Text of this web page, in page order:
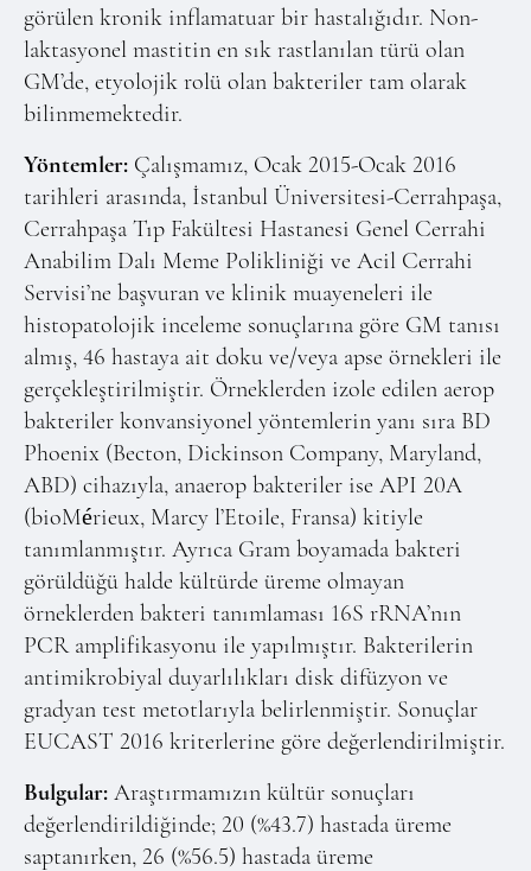
görülen kronik inflamatuar bir hastalığıdır. Non-
laktasyonel mastitin en sık rastlanılan türü olan
GM’de, etyolojik rolü olan bakteriler tam olarak
bilinmemektedir.
Yöntemler: Çalışmamız, Ocak 2015-Ocak 2016
tarihleri arasında, İstanbul Üniversitesi-Cerrahpaşa,
Cerrahpaşa Tıp Fakültesi Hastanesi Genel Cerrahi
Anabilim Dalı Meme Polikliniği ve Acil Cerrahi
Servisi’ne başvuran ve klinik muayeneleri ile
histopatolojik inceleme sonuçlarına göre GM tanısı
almış, 46 hastaya ait doku ve/veya apse örnekleri ile
gerçekleştirilmiştir. Örneklerden izole edilen aerop
bakteriler konvansiyonel yöntemlerin yanı sıra BD
Phoenix (Becton, Dickinson Company, Maryland,
ABD) cihazıyla, anaerop bakteriler ise API 20A
(bioMérieux, Marcy l’Etoile, Fransa) kitiyle
tanımlanmıştır. Ayrıca Gram boyamada bakteri
görüldüğü halde kültürde üreme olmayan
örneklerden bakteri tanımlaması 16S rRNA’nın
PCR amplifikasyonu ile yapılmıştır. Bakterilerin
antimikrobiyal duyarlılıkları disk difüzyon ve
gradyan test metotlarıyla belirlenmiştir. Sonuçlar
EUCAST 2016 kriterlerine göre değerlendirilmiştir.
Bulgular: Araştırmamızın kültür sonuçları
değerlendirildiğinde; 20 (%43.7) hastada üreme
saptanırken, 26 (%56.5) hastada üreme